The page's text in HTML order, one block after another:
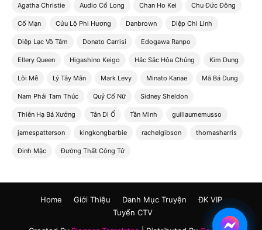
Agatha Christie Audio Cổ Long Chan Ho Kei Chu Đức Đông
Cố Mạn Cửu Lộ Phi Hương Danbrown Diệp Chi Linh
Diệp Lạc Vô Tâm Donato Carrisi Edogawa Ranpo
Ellery Queen Higashino Keigo Hắc Sắc Hỏa Chủng Kim Dung
Lôi Mễ Lý Tây Mân Mark Levy Minato Kanae Mã Bá Dung
Nam Phái Tam Thúc Quỷ Cổ Nữ Sidney Sheldon
Thiên Hạ Bá Xướng Tân Di Ổ Tần Minh guillaumemusso
jamespatterson kingkongbarbie rachelgibson thomasharris
Đinh Mặc Đường Thất Công Tử
Home Giới Thiệu Danh Mục Truyện
ĐK VIP
Tuyển CTV